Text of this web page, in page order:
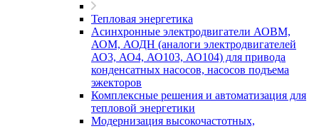
Тепловая энергетика
Асинхронные электродвигатели АОВМ,
АОМ, АОДН (аналоги электродвигателей
АО3, АО4, АО103, АО104) для привода
конденсатных насосов, насосов подъема
эжекторов
Комплексные решения и автоматизация для
тепловой энергетики
Модернизация высокочастотных,